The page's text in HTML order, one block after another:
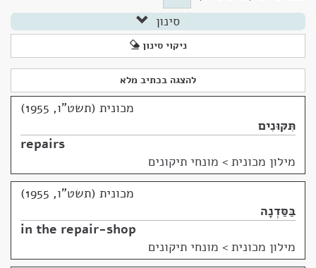
סינון
ניקוי סינון
להצגה בכתיב מלא
מכונית (תשט"ו, 1955)
תִּקּוּנִים
repairs
מילון מכונית > מונחי תיקונים
מכונית (תשט"ו, 1955)
בַּסַּדְנָה
in the repair-shop
מילון מכונית > מונחי תיקונים